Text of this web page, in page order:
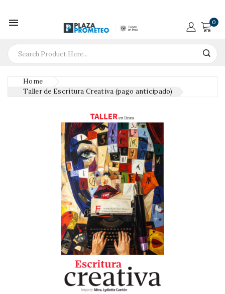
 0
Home
Taller de Escritura Creativa (pago anticipado)